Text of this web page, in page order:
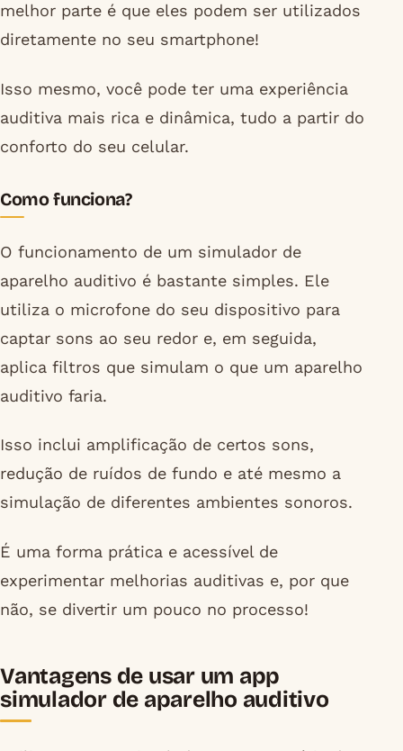
melhor parte é que eles podem ser utilizados
diretamente no seu smartphone!
Isso mesmo, você pode ter uma experiência
auditiva mais rica e dinâmica, tudo a partir do
conforto do seu celular.
Como funciona?
O funcionamento de um simulador de
aparelho auditivo é bastante simples. Ele
utiliza o microfone do seu dispositivo para
captar sons ao seu redor e, em seguida,
aplica filtros que simulam o que um aparelho
auditivo faria.
Isso inclui amplificação de certos sons,
redução de ruídos de fundo e até mesmo a
simulação de diferentes ambientes sonoros.
É uma forma prática e acessível de
experimentar melhorias auditivas e, por que
não, se divertir um pouco no processo!
Vantagens de usar um app
simulador de aparelho auditivo